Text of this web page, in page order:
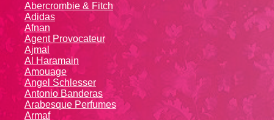
Abercrombie & Fitch
Adidas
Afnan
Agent Provocateur
Ajmal
Al Haramain
Amouage
Angel Schlesser
Antonio Banderas
Arabesque Perfumes
Armaf